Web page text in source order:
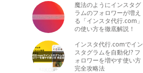
魔法のようにインスタグ
ラムのフォロワーが増え
る「インスタ代行.com」
の使い方を徹底解説！
インスタ代行.comでイン
スタグラムを自動化!? フ
ォロワーを増やす使い方
完全攻略法